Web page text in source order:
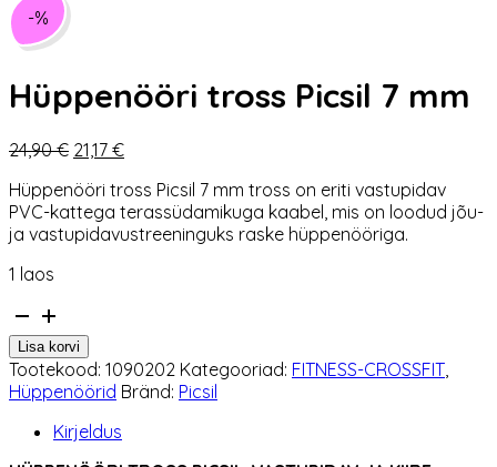
-%
Hüppenööri tross Picsil 7 mm
24,90€ Algne
oli:
24,90 €.
21,17 €Praegune
on:
21,17 €.
Hüppenööri tross Picsil 7 mm tross on eriti vastupidav
PVC-kattega terassüdamikuga kaabel, mis on loodud jõu-
ja vastupidavustreeninguks raske hüppenööriga.
1 laos
Hüppenööri
tross
Picsil
7
mm
kogus
Lisa korvi
Tootekood: 1090202 Kategooriad: FITNESS-CROSSFIT,
Hüppenöörid Bränd: Picsil
Kirjeldus